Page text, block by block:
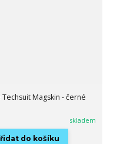
Magskin - černé
skladem
do košíku